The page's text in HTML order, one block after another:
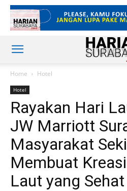
Home Hotel
Hotel
Rayakan Hari
JW Marriott
Masyarakat
Membuat
Laut yang Sehat